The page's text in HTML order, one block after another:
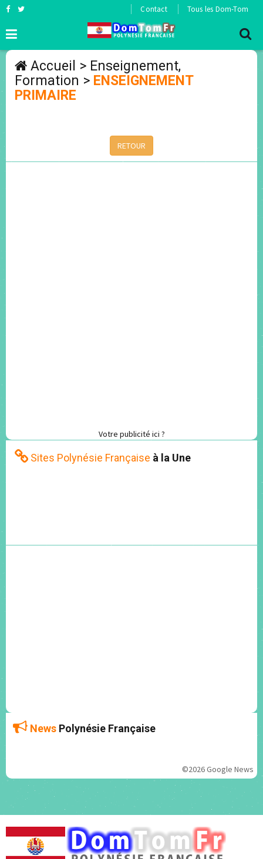
Contact Tous les Dom-Tom
Accueil > Enseignement,
Formation > ENSEIGNEMENT
PRIMAIRE
RETOUR
Votre publicité ici ?
Sites Polynésie Française à la Une
News Polynésie Française
©2026 Google News